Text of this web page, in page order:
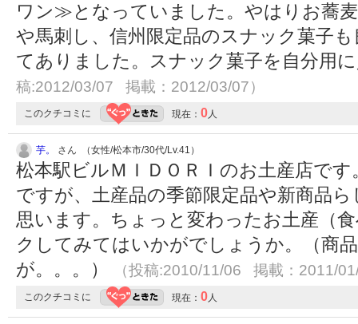
ワン≫となっていました。やはりお蕎
や馬刺し、信州限定品のスナック菓子
てありました。スナック菓子を自分用
稿:2012/03/07 掲載：2012/03/07）
このクチコミに 現在： 0人
芋。 さん （女性/松本市/30代/Lv.41）
松本駅ビルＭＩＤＯＲＩのお土産店で
ですが、土産品の季節限定品や新商品
思います。ちょっと変わったお土産（
クしてみてはいかがでしょうか。（商
が。。。）
（投稿:2010/11/06 掲載：2011/
このクチコミに 現在： 0人